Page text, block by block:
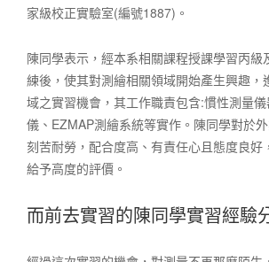
家級校正實驗室(編號1887)。
陳同學表示，經本系相關課程授課學習丙級
練後，使其對測繪相關領域開始產生興趣，
域之實習機會，其工作職責包含:慣性測量
儀、EZMAP測繪系統等實作。陳同學對於
刻苦耐勞，配合度高、有責任心且態度良好
給予高度的評價。
而前去實習的陳同學實習經驗